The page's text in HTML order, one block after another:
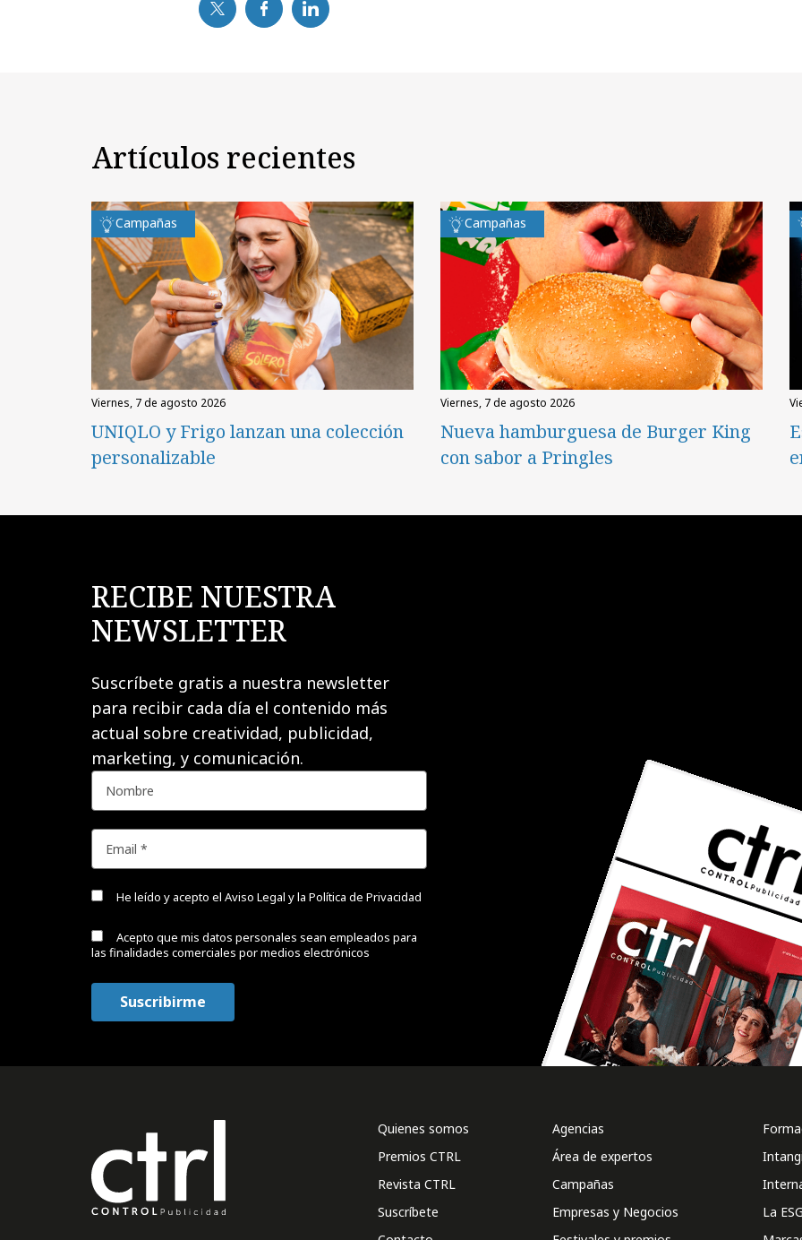
Artículos recientes
Campañas
viernes, 7 de agosto 2026
UNIQLO y Frigo lanzan una colección
personalizable
Campañas
viernes, 7 de agosto 2026
Nueva hamburguesa de Burger King
con sabor a Pringles
RECIBE NUESTRA
NEWSLETTER
Suscríbete gratis a nuestra newsletter
para recibir cada día el contenido más
actual sobre creatividad, publicidad,
marketing, y comunicación.
He leído y acepto el Aviso Legal y la Política de Privacidad
Acepto que mis datos personales sean empleados para
las finalidades comerciales por medios electrónicos
Quienes somos
Premios CTRL
Revista CTRL
Suscríbete
Agencias
Área de expertos
Campañas
Empresas y Negocios
La